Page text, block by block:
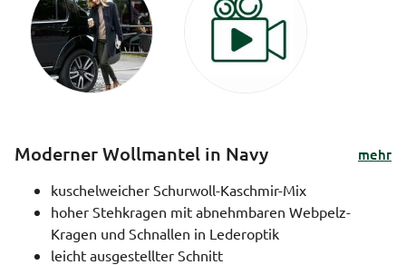
Moderner Wollmantel in Navy
mehr
kuschelweicher Schurwoll-Kaschmir-Mix
hoher Stehkragen mit abnehmbaren Webpelz-
Kragen und Schnallen in Lederoptik
leicht ausgestellter Schnitt